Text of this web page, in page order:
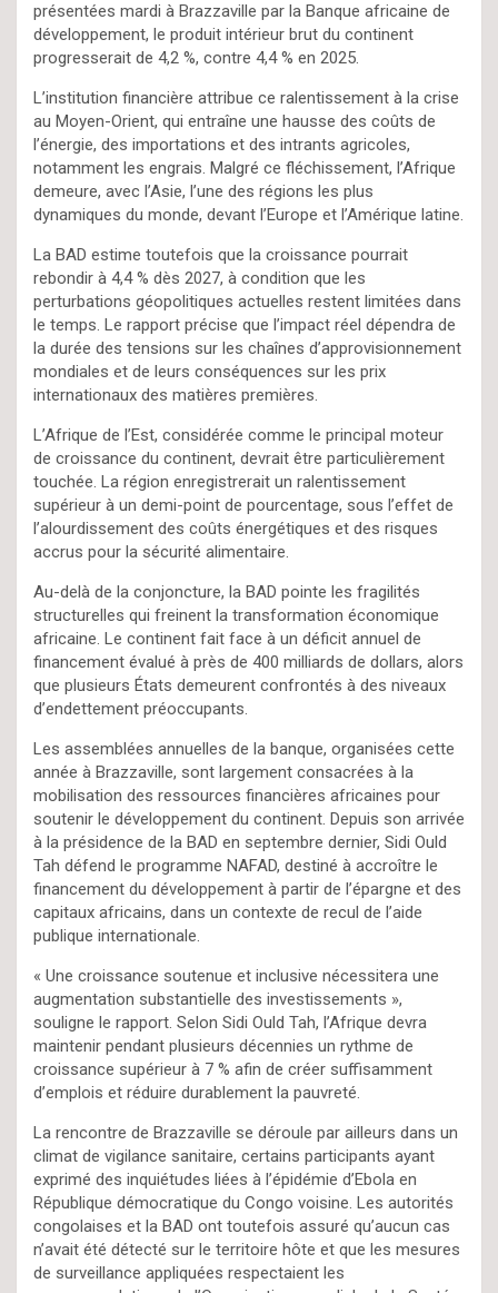
présentées mardi à Brazzaville par la Banque africaine de
développement, le produit intérieur brut du continent
progresserait de 4,2 %, contre 4,4 % en 2025.
L’institution financière attribue ce ralentissement à la crise
au Moyen-Orient, qui entraîne une hausse des coûts de
l’énergie, des importations et des intrants agricoles,
notamment les engrais. Malgré ce fléchissement, l’Afrique
demeure, avec l’Asie, l’une des régions les plus
dynamiques du monde, devant l’Europe et l’Amérique latine.
La BAD estime toutefois que la croissance pourrait
rebondir à 4,4 % dès 2027, à condition que les
perturbations géopolitiques actuelles restent limitées dans
le temps. Le rapport précise que l’impact réel dépendra de
la durée des tensions sur les chaînes d’approvisionnement
mondiales et de leurs conséquences sur les prix
internationaux des matières premières.
L’Afrique de l’Est, considérée comme le principal moteur
de croissance du continent, devrait être particulièrement
touchée. La région enregistrerait un ralentissement
supérieur à un demi-point de pourcentage, sous l’effet de
l’alourdissement des coûts énergétiques et des risques
accrus pour la sécurité alimentaire.
Au-delà de la conjoncture, la BAD pointe les fragilités
structurelles qui freinent la transformation économique
africaine. Le continent fait face à un déficit annuel de
financement évalué à près de 400 milliards de dollars, alors
que plusieurs États demeurent confrontés à des niveaux
d’endettement préoccupants.
Les assemblées annuelles de la banque, organisées cette
année à Brazzaville, sont largement consacrées à la
mobilisation des ressources financières africaines pour
soutenir le développement du continent. Depuis son arrivée
à la présidence de la BAD en septembre dernier, Sidi Ould
Tah défend le programme NAFAD, destiné à accroître le
financement du développement à partir de l’épargne et des
capitaux africains, dans un contexte de recul de l’aide
publique internationale.
« Une croissance soutenue et inclusive nécessitera une
augmentation substantielle des investissements »,
souligne le rapport. Selon Sidi Ould Tah, l’Afrique devra
maintenir pendant plusieurs décennies un rythme de
croissance supérieur à 7 % afin de créer suffisamment
d’emplois et réduire durablement la pauvreté.
La rencontre de Brazzaville se déroule par ailleurs dans un
climat de vigilance sanitaire, certains participants ayant
exprimé des inquiétudes liées à l’épidémie d’Ebola en
République démocratique du Congo voisine. Les autorités
congolaises et la BAD ont toutefois assuré qu’aucun cas
n’avait été détecté sur le territoire hôte et que les mesures
de surveillance appliquées respectaient les